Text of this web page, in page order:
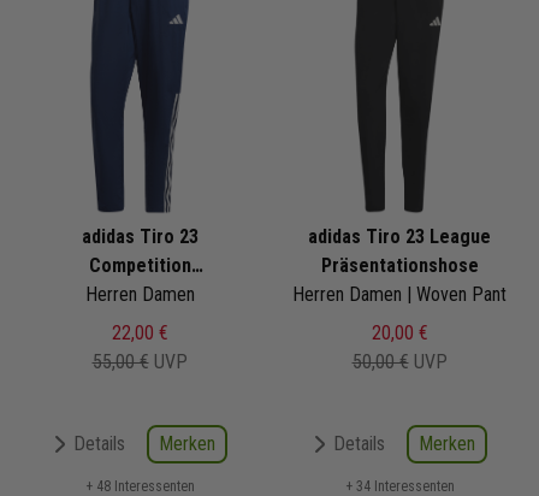
adidas Tiro 23
Competition
Präsentationshose
Herren Damen
22,00 €
55,00 € UVP
Details Merken
+ 48 Interessenten
adidas Tiro 23 League
Präsentationshose
Herren Damen | Woven Pant
20,00 €
50,00 € UVP
Details Merken
+ 34 Interessenten